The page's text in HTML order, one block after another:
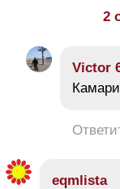
2
Victor
eqmlista